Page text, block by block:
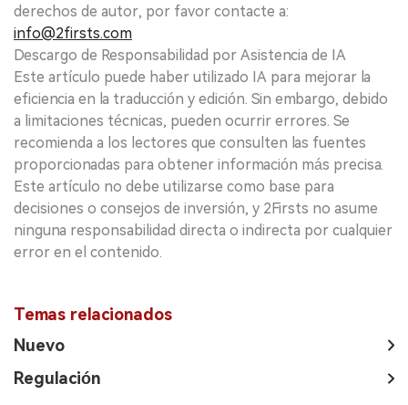
derechos de autor, por favor contacte a:
info@2firsts.com
Descargo de Responsabilidad por Asistencia de IA
Este artículo puede haber utilizado IA para mejorar la
eficiencia en la traducción y edición. Sin embargo, debido
a limitaciones técnicas, pueden ocurrir errores. Se
recomienda a los lectores que consulten las fuentes
proporcionadas para obtener información más precisa.
Este artículo no debe utilizarse como base para
decisiones o consejos de inversión, y 2Firsts no asume
ninguna responsabilidad directa o indirecta por cualquier
error en el contenido.
Temas relacionados
Nuevo
Regulación